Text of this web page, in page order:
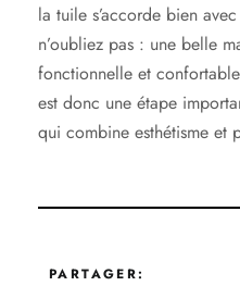
la tuile s’accorde bien
n’oubliez pas : une belle
fonctionnelle et
est donc une étape
qui combine esthétisme et
PARTAGER: